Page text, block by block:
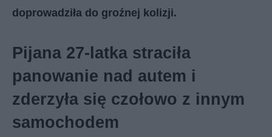
doprowadziła do groźnej kolizji.
Pijana 27-latka straciła
panowanie nad autem i
zderzyła się czołowo z innym
samochodem